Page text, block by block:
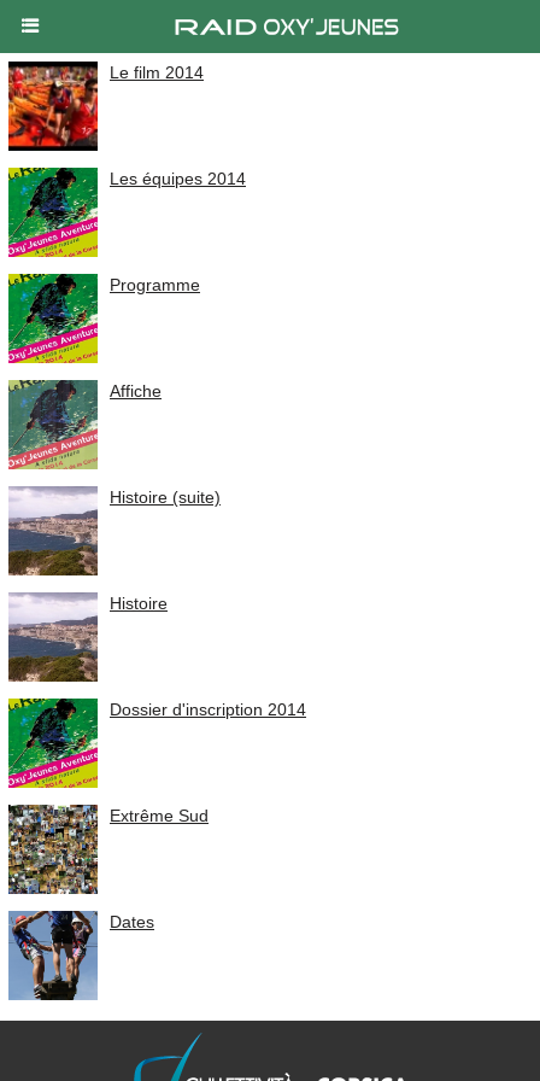
Le film 2014
Les équipes 2014
Programme
Affiche
Histoire (suite)
Histoire
Dossier d'inscription 2014
Extrême Sud
Dates